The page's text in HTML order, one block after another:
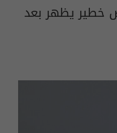
خطير يظهر بعد